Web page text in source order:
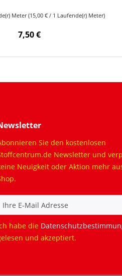
Meter(15,00 € / 1 Laufende(r) Meter)
7,50 €
Sie den kostenlosen
Newsletter und
Neuigkeit oder Aktion mehr
habe die
und akzeptiert.